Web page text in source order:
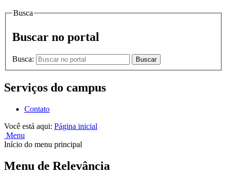
Busca
Buscar no portal
Busca: Buscar
Serviços do campus
Contato
Você está aqui: Página inicial
Menu
Início do menu principal
Menu de Relevância